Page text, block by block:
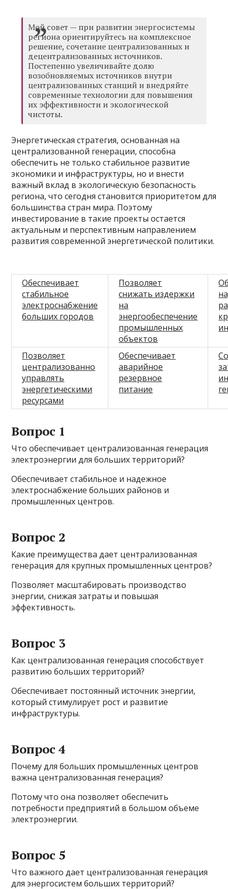
Мой совет — при развитии энергосистемы
региона ориентируйтесь на комплексное
решение, сочетание централизованных и
децентрализованных источников.
Постепенно увеличивайте долю
возобновляемых источников внутри
централизованных станций и внедряйте
современные технологии для повышения
их эффективности и экологической
чистоты.
Энергетическая стратегия, основанная на
централизованной генерации, способна
обеспечить не только стабильное развитие
экономики и инфраструктуры, но и внести
важный вклад в экологическую безопасность
региона, что сегодня становится приоритетом для
большинства стран мира. Поэтому
инвестирование в такие проекты остается
актуальным и перспективным направлением
развития современной энергетической политики.
Обеспечивает
стабильное
электроснабжение
больших городов
Позволяет
снижать издержки
на
энергообеспечение
промышленных
объектов
Позволяет
централизованно
управлять
энергетическими
ресурсами
Обеспечивает
аварийное
резервное
питание
Вопрос 1
Что обеспечивает централизованная генерация
электроэнергии для больших территорий?
Обеспечивает стабильное и надежное
электроснабжение больших районов и
промышленных центров.
Вопрос 2
Какие преимущества дает централизованная
генерация для крупных промышленных центров?
Позволяет масштабировать производство
энергии, снижая затраты и повышая
эффективность.
Вопрос 3
Как централизованная генерация способствует
развитию больших территорий?
Обеспечивает постоянный источник энергии,
который стимулирует рост и развитие
инфраструктуры.
Вопрос 4
Почему для больших промышленных центров
важна централизованная генерация?
Потому что она позволяет обеспечить
потребности предприятий в большом объеме
электроэнергии.
Вопрос 5
Что важного дает централизованная генерация
для энергосистем больших территорий?